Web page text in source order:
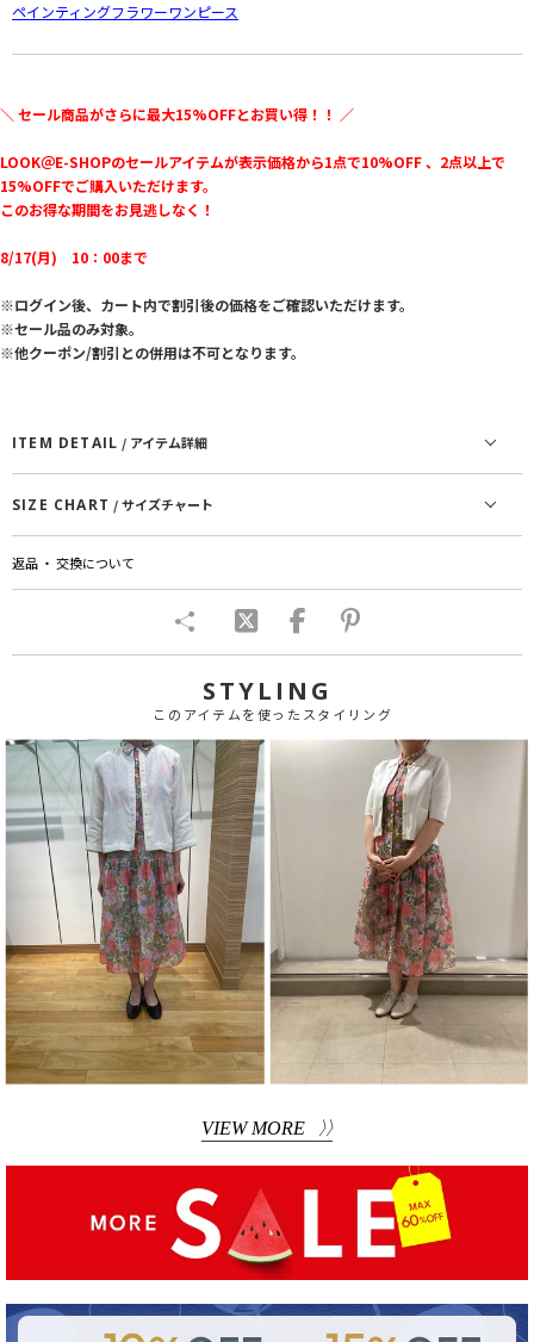
ペインティングフラワーワンピース
＼ セール商品がさらに最大15%OFFとお買い得！！ ／
LOOK＠E-SHOPのセールアイテムが表示価格から1点で10%OFF 、2点以上で
15%OFFでご購入いただけます。
このお得な期間をお見逃しなく！
8/17(月) 10：00まで
※ログイン後、カート内で割引後の価格をご確認いただけます。
※セール品のみ対象。
※他クーポン/割引との併用は不可となります。
ITEM DETAIL / アイテム詳細
SIZE CHART / サイズチャート
返品 ・ 交換について
STYLING
このアイテムを使ったスタイリング
VIEW MORE